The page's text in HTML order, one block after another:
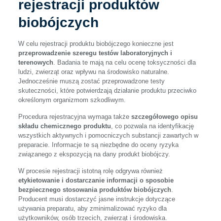
rejestracji produktów
biobójczych
W celu rejestracji produktu biobójczego konieczne jest
przeprowadzenie szeregu testów laboratoryjnych i
terenowych. Badania te mają na celu ocenę toksyczności dla
ludzi, zwierząt oraz wpływu na środowisko naturalne.
Jednocześnie muszą zostać przeprowadzone testy
skuteczności, które potwierdzają działanie produktu przeciwko
określonym organizmom szkodliwym.
Procedura rejestracyjna wymaga także szczegółowego opisu
składu chemicznego produktu, co pozwala na identyfikację
wszystkich aktywnych i pomocniczych substancji zawartych w
preparacie. Informacje te są niezbędne do oceny ryzyka
związanego z ekspozycją na dany produkt biobójczy.
W procesie rejestracji istotną rolę odgrywa również
etykietowanie i dostarczanie informacji o sposobie
bezpiecznego stosowania produktów biobójczych.
Producent musi dostarczyć jasne instrukcje dotyczące
używania preparatu, aby zminimalizować ryzyko dla
użytkowników, osób trzecich, zwierząt i środowiska.